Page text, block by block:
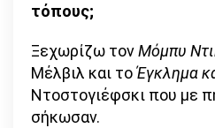
τόπους;
Ξεχωρίζω τονΜόμπυ
Μέλβιλ και τοΈγκλημα
Ντοστογιέφσκι που με
σήκωσαν.